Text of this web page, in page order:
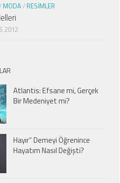
MODA/ RESIMLER
2012
Atlantis: Efsane mi, Gerçek
Bir Medeniyet mi?
Hayır” Demeyi Öğrenince
Hayatım Nasıl Değişti?